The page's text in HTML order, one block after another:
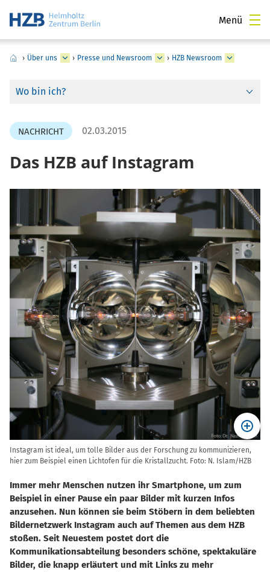
Menü
› Über uns › Presse und Newsroom › HZB Newsroom
Wo bin ich?
NACHRICHT 02.03.2015
Das HZB auf Instagram
Instagram ist ideal, um tolle Bilder aus der Forschung zu kommunizieren,
hier zum Beispiel einen Lichtofen für die Kristallzucht. Foto: N. Islam/HZB
Immer mehr Menschen nutzen ihr Smartphone, um zum
Beispiel in einer Pause ein paar Bilder mit kurzen Infos
anzusehen. Nun können sie beim Stöbern in dem beliebten
Bildernetzwerk Instagram auch auf Themen aus dem HZB
stoßen. Seit Neuestem postet dort die
Kommunikationsabteilung besonders schöne, spektakuläre
Bilder, die knapp erläutert und mit Links zu mehr